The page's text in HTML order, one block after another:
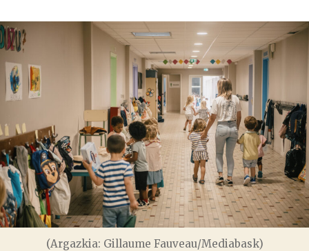
(Argazkia: Gillaume Fauveau/Mediabask)